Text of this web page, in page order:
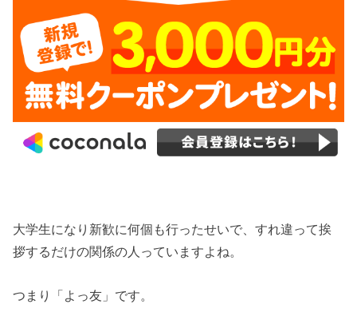
大学生になり新歓に何個も行ったせいで、すれ違って挨
拶するだけの関係の人っていますよね。
つまり「よっ友」です。